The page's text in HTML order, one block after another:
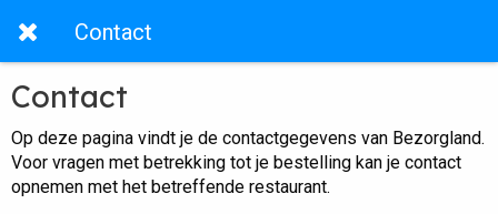
Contact
Contact
Op deze pagina vindt je de contactgegevens van Bezorgland.
Voor vragen met betrekking tot je bestelling kan je contact
opnemen met het betreffende restaurant.